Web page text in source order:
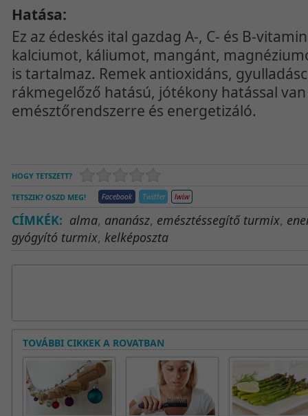
Hatása:
Ez az édeskés ital gazdag A-, C- és B-
kalciumot, káliumot, mangánt,
is tartalmaz. Remek antioxidáns,
rákmegelőző hatású, jótékony hatással
emésztőrendszerre és energetizáló.
HOGY TETSZETT?
TETSZIK? OSZD MEG!
CÍMKÉK: alma, ananász, emésztéssegítő turmix,
gyógyító turmix, kelképoszta
TOVÁBBI CIKKEK A ROVATBAN